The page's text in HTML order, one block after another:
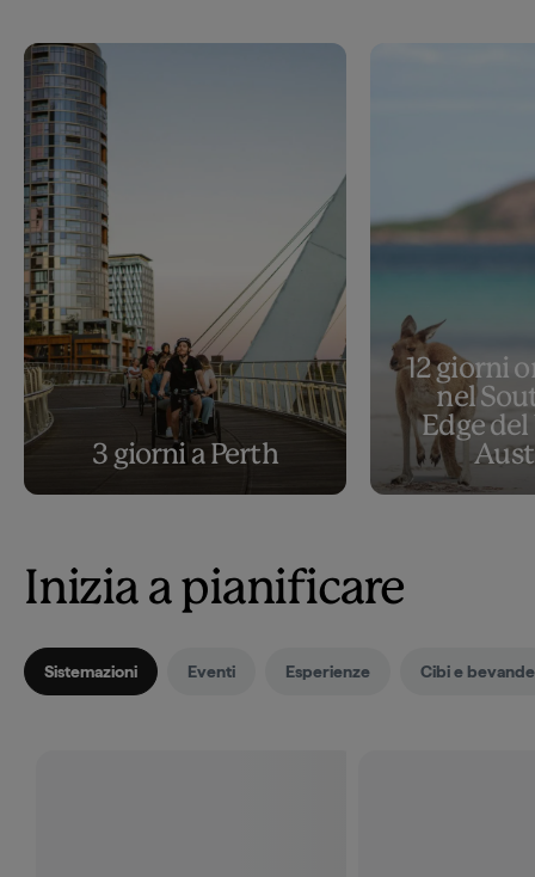
3 giorni a Perth
12 giorni
nel
Edge
Inizia a pianificare
Sistemazioni Eventi Esperienze Cibi e bevande